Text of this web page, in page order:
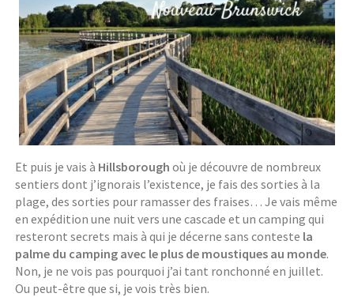
Et puis je vais à Hillsborough où je découvre de nombreux
sentiers dont j’ignorais l’existence, je fais des sorties à la
plage, des sorties pour ramasser des fraises… Je vais même
en expédition une nuit vers une cascade et un camping qui
resteront secrets mais à qui je décerne sans conteste la
palme du camping avec le plus de moustiques au monde.
Non, je ne vois pas pourquoi j’ai tant ronchonné en juillet.
Ou peut-être que si, je vois très bien.